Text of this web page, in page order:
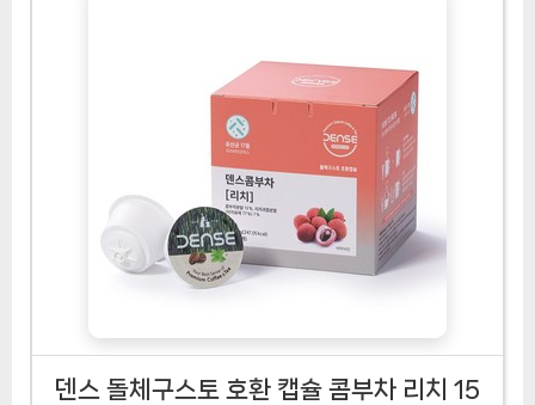
덴스 돌체구스토 호환 캡슐 콤부차 리치 15